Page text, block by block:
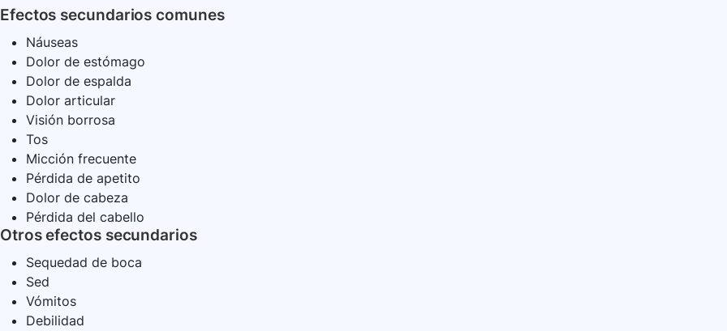
Efectos secundarios comunes
Náuseas
Dolor de estómago
Dolor de espalda
Dolor articular
Visión borrosa
Tos
Micción frecuente
Pérdida de apetito
Dolor de cabeza
Pérdida del cabello
Otros efectos secundarios
Sequedad de boca
Sed
Vómitos
Debilidad